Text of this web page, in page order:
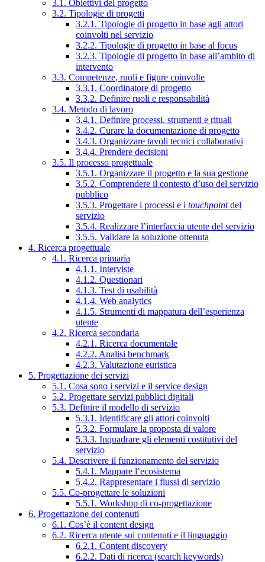
3.1. Obiettivi del progetto
3.2. Tipologie di progetti
3.2.1. Tipologie di progetto in base agli attori
coinvolti nel servizio
3.2.2. Tipologie di progetto in base al focus
3.2.3. Tipologie di progetto in base all’ambito di
intervento
3.3. Competenze, ruoli e figure coinvolte
3.3.1. Coordinatore di progetto
3.3.2. Definire ruoli e responsabilità
3.4. Metodo di lavoro
3.4.1. Definire processi, strumenti e rituali
3.4.2. Curare la documentazione di progetto
3.4.3. Organizzare tavoli tecnici collaborativi
3.4.4. Prendere decisioni
3.5. Il processo progettuale
3.5.1. Organizzare il progetto e la sua gestione
3.5.2. Comprendere il contesto d’uso del servizio
pubblico
3.5.3. Progettare i processi e i touchpointdel
servizio
3.5.4. Realizzare l’interfaccia utente del servizio
3.5.5. Validare la soluzione ottenuta
4. Ricerca progettuale
4.1. Ricerca primaria
4.1.1. Interviste
4.1.2. Questionari
4.1.3. Test di usabilità
4.1.4. Web analytics
4.1.5. Strumenti di mappatura dell’esperienza
utente
4.2. Ricerca secondaria
4.2.1. Ricerca documentale
4.2.2. Analisi benchmark
4.2.3. Valutazione euristica
5. Progettazione dei servizi
5.1. Cosa sono i servizi e il service design
5.2. Progettare servizi pubblici digitali
5.3. Definire il modello di servizio
5.3.1. Identificare gli attori coinvolti
5.3.2. Formulare la proposta di valore
5.3.3. Inquadrare gli elementi costitutivi del
servizio
5.4. Descrivere il funzionamento del servizio
5.4.1. Mappare l’ecosistema
5.4.2. Rappresentare i flussi di servizio
5.5. Co-progettare le soluzioni
5.5.1. Workshop di co-progettazione
6. Progettazione dei contenuti
6.1. Cos’è il content design
6.2. Ricerca utente sui contenuti e il linguaggio
6.2.1. Content discovery
6.2.2. Dati di ricerca (search keywords)